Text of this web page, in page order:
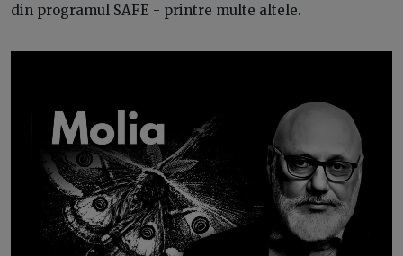
din programul SAFE - printre multe altele.